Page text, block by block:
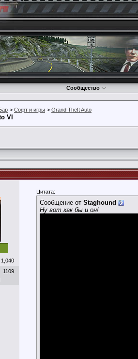
Сообщество
> Софт и игры > Grand Theft Auto
VI
1,040
1109
Цитата:
Сообщение от Staghound
Ну вот как бы и он!